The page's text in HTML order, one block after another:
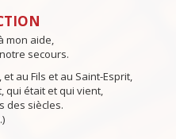
mon aide,
secours.
au Fils et au Saint-Esprit,
qui était et qui vient,
des siècles.